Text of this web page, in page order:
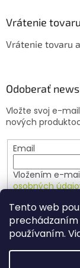
Tento web
prechádzaním
používaním.
Vrátenie
Vrátenie tovaru
Odoberať
Vložte svoj e-
nových
Email
Vložením e-
osobných
PRIHLÁSIŤ SA